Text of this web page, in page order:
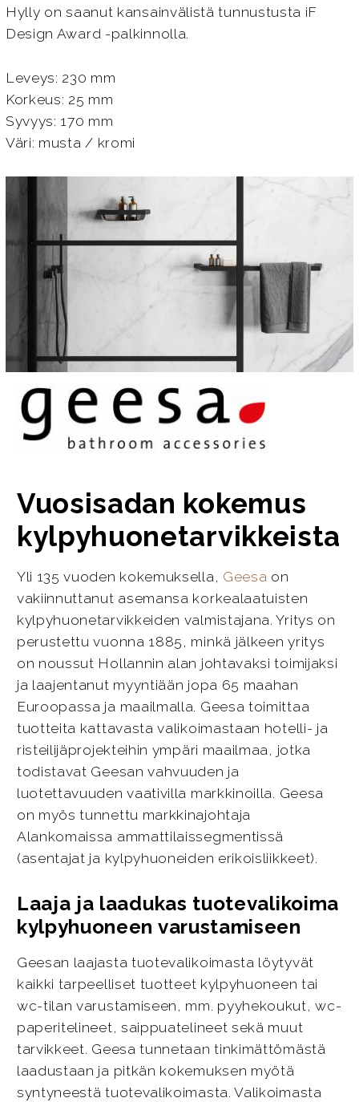
Hylly on saanut kansainvälistä tunnustusta iF
Design Award -palkinnolla.
Leveys: 230 mm
Korkeus: 25 mm
Syvyys: 170 mm
Väri: musta / kromi
Vuosisadan kokemus
kylpyhuonetarvikkeista
Yli 135 vuoden kokemuksella, Geesa on
vakiinnuttanut asemansa korkealaatuisten
kylpyhuonetarvikkeiden valmistajana. Yritys on
perustettu vuonna 1885, minkä jälkeen yritys
on noussut Hollannin alan johtavaksi toimijaksi
ja laajentanut myyntiään jopa 65 maahan
Euroopassa ja maailmalla. Geesa toimittaa
tuotteita kattavasta valikoimastaan hotelli- ja
risteilijäprojekteihin ympäri maailmaa, jotka
todistavat Geesan vahvuuden ja
luotettavuuden vaativilla markkinoilla. Geesa
on myös tunnettu markkinajohtaja
Alankomaissa ammattilaissegmentissä
(asentajat ja kylpyhuoneiden erikoisliikkeet).
Laaja ja laadukas tuotevalikoima
kylpyhuoneen varustamiseen
Geesan laajasta tuotevalikoimasta löytyvät
kaikki tarpeelliset tuotteet kylpyhuoneen tai
wc-tilan varustamiseen, mm. pyyhekoukut, wc-
paperitelineet, saippuatelineet sekä muut
tarvikkeet. Geesa tunnetaan tinkimättömästä
laadustaan ja pitkän kokemuksen myötä
syntyneestä tuotevalikoimasta. Valikoimasta